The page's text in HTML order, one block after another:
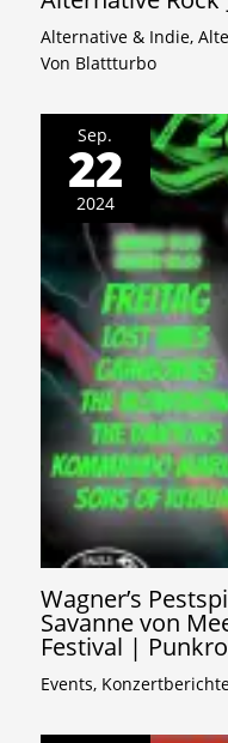
Alternative & Indie,
Von Blattturbo
Sep.
22
2024
Wagner’s
Savanne von
Festival |
Events,